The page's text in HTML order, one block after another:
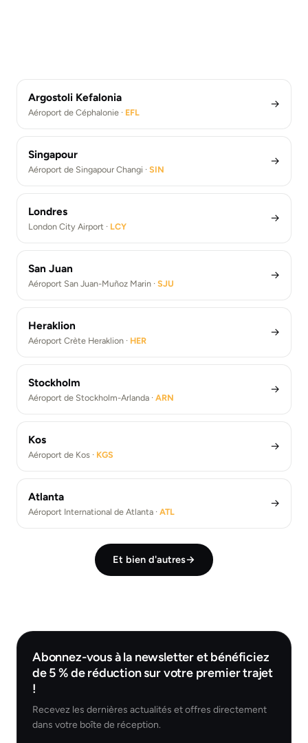
Argostoli Kefalonia
Aéroport de Céphalonie · EFL
→
Singapour
Aéroport de Singapour Changi · SIN
→
Londres
London City Airport · LCY
→
San Juan
Aéroport San Juan-Muñoz Marin · SJU
→
Heraklion
Aéroport Crète Heraklion · HER
→
Stockholm
Aéroport de Stockholm-Arlanda · ARN
→
Kos
Aéroport de Kos · KGS
→
Atlanta
Aéroport International de Atlanta · ATL
→
Et bien d'autres→
Abonnez-vous à la newsletter et bénéficiez
de 5 % de réduction sur votre premier trajet
!
Recevez les dernières actualités et offres directement
dans votre boîte de réception.